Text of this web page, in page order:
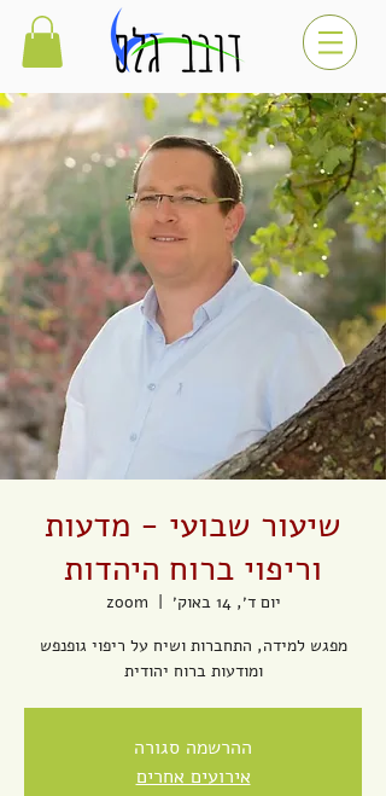
שיעור שבועי - מדעות
וריפוי ברוח היהדות
יום ד׳, 14 באוק׳
  |
zoom
מפגש למידה, התחברות ושיח על ריפוי גופנפש
ומודעות ברוח יהודית
ההרשמה סגורה
אירועים אחרים